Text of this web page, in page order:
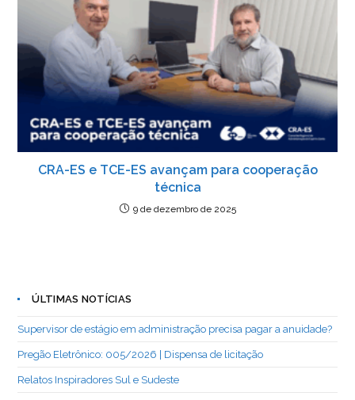
CRA-ES e TCE-ES avançam para cooperação
técnica
9 de dezembro de 2025
ÚLTIMAS NOTÍCIAS
Supervisor de estágio em administração precisa pagar a anuidade?
Pregão Eletrônico: 005/2026 | Dispensa de licitação
Relatos Inspiradores Sul e Sudeste